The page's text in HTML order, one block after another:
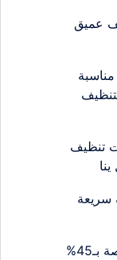
عميق
تنظيف
سريعة
شركة تنظيف خزانات بالرياض رخيصة بـ45%